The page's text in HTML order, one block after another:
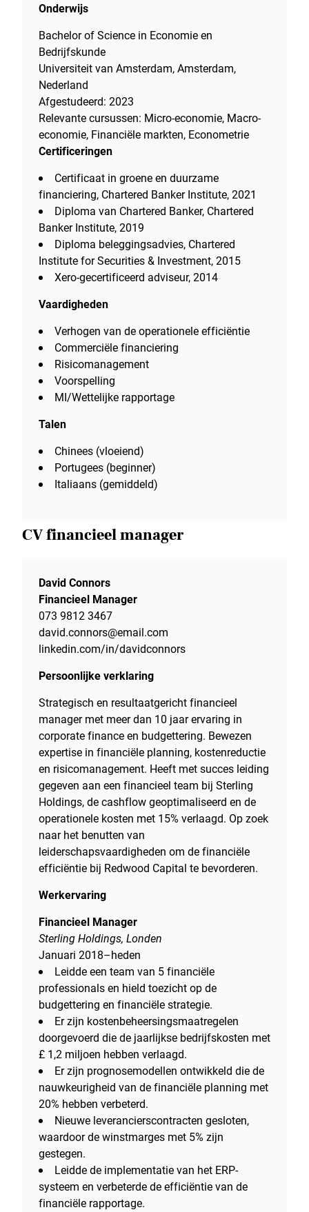
Onderwijs
Bachelor of Science in Economie en
Bedrijfskunde
Universiteit van Amsterdam, Amsterdam,
Nederland
Afgestudeerd: 2023
Relevante cursussen: Micro-economie, Macro-
economie, Financiële markten, Econometrie
Certificeringen
Certificaat in groene en duurzame
financiering, Chartered Banker Institute, 2021
Diploma van Chartered Banker, Chartered
Banker Institute, 2019
Diploma beleggingsadvies, Chartered
Institute for Securities & Investment, 2015
Xero-gecertificeerd adviseur, 2014
Vaardigheden
Verhogen van de operationele efficiëntie
Commerciële financiering
Risicomanagement
Voorspelling
MI/Wettelijke rapportage
Talen
Chinees (vloeiend)
Portugees (beginner)
Italiaans (gemiddeld)
CV financieel manager
David Connors
Financieel Manager
073 9812 3467
david.connors@email.com
linkedin.com/in/davidconnors
Persoonlijke verklaring
Strategisch en resultaatgericht financieel
manager met meer dan 10 jaar ervaring in
corporate finance en budgettering. Bewezen
expertise in financiële planning, kostenreductie
en risicomanagement. Heeft met succes leiding
gegeven aan een financieel team bij Sterling
Holdings, de cashflow geoptimaliseerd en de
operationele kosten met 15% verlaagd. Op zoek
naar het benutten van
leiderschapsvaardigheden om de financiële
efficiëntie bij Redwood Capital te bevorderen.
Werkervaring
Financieel Manager
Sterling Holdings, Londen
Januari 2018–heden
Leidde een team van 5 financiële
professionals en hield toezicht op de
budgettering en financiële strategie.
Er zijn kostenbeheersingsmaatregelen
doorgevoerd die de jaarlijkse bedrijfskosten met
£ 1,2 miljoen hebben verlaagd.
Er zijn prognosemodellen ontwikkeld die de
nauwkeurigheid van de financiële planning met
20% hebben verbeterd.
Nieuwe leverancierscontracten gesloten,
waardoor de winstmarges met 5% zijn
gestegen.
Leidde de implementatie van het ERP-
systeem en verbeterde de efficiëntie van de
financiële rapportage.